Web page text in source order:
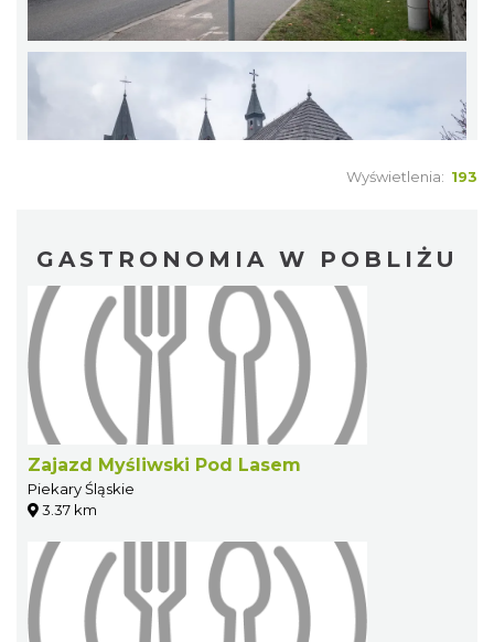
Wyświetlenia: 193
GASTRONOMIA W POBLIŻU
Zajazd Myśliwski Pod Lasem
Piekary Śląskie
3.37 km